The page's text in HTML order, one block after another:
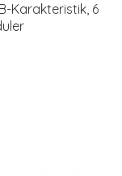
Karakteristik, 6